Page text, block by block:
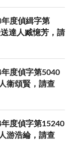
度偵緝字第
達人臧憶芳，請
度偵字第5040
衞頌賢，請查
度偵字第15240
游浩綸，請查